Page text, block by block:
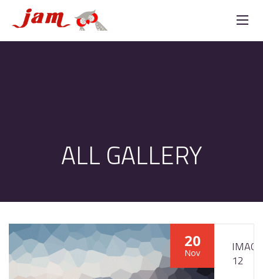
ALL GALLERY
20
Nov
IMAGE
12